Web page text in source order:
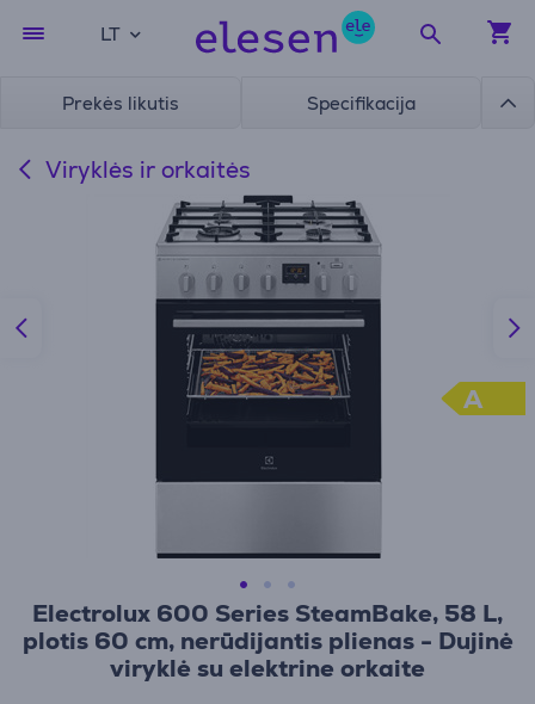
LT
Prekės likutis Specifikacija
Viryklės ir orkaitės
Electrolux 600 Series SteamBake, 58 L,
plotis 60 cm, nerūdijantis plienas - Dujinė
viryklė su elektrine orkaite
A